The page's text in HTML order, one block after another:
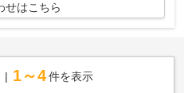
せはこちら
1～4 件を表示